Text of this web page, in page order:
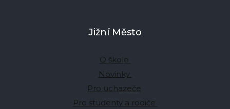
Jižní Město
O škole
Novinky
Pro uchazeče
Pro studenty a rodiče